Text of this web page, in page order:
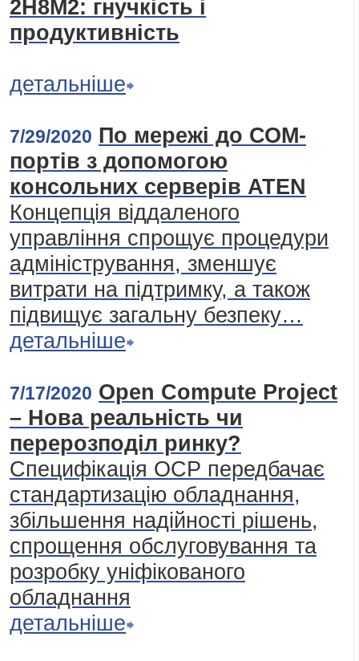
2H8M2: гнучкість і
продуктивність
детальніше
7/29/2020 По мережі до СОМ-
портів з допомогою
консольних серверів ATEN
Концепція віддаленого
управління спрощує процедури
адміністрування, зменшує
витрати на підтримку, а також
підвищує загальну безпеку…
детальніше
7/17/2020 Open Compute Project
– Нова реальність чи
перерозподіл ринку?
Специфікація ОСР передбачає
стандартизацію обладнання,
збільшення надійності рішень,
спрощення обслуговування та
розробку уніфікованого
обладнання
детальніше